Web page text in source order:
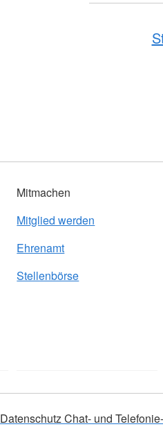
Mitmachen
Mitglied werden
Ehrenamt
Stellenbörse
Datenschutz Chat- und